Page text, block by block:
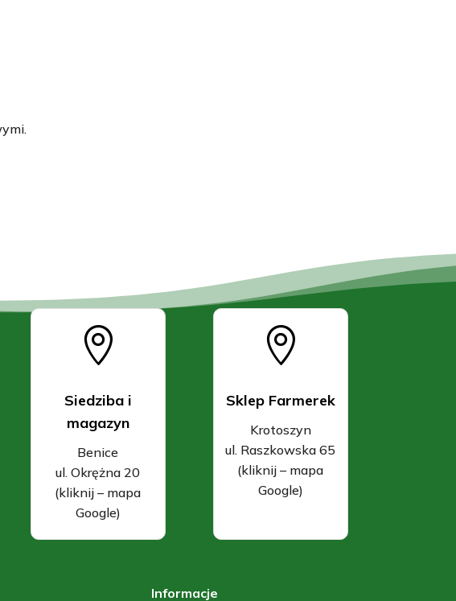

Siedziba i
magazyn
Benice
ul. Okrężna 20
(kliknij – mapa
Google)

Sklep Farmerek
Krotoszyn
ul. Raszkowska 65
(kliknij – mapa
Google)
Informacje